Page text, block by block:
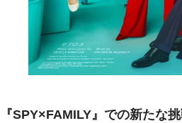
『SPY×FAMILY』での新たな